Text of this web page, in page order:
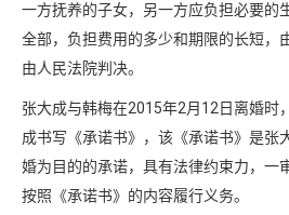
一方抚养的子女，另一方应负担必要的
全部，负担费用的多少和期限的长短，
由人民法院判决。
张大成与韩梅在2015年2月12日离婚时
成书写《承诺书》，该《承诺书》是张
婚为目的的承诺，具有法律约束力，一
按照《承诺书》的内容履行义务。